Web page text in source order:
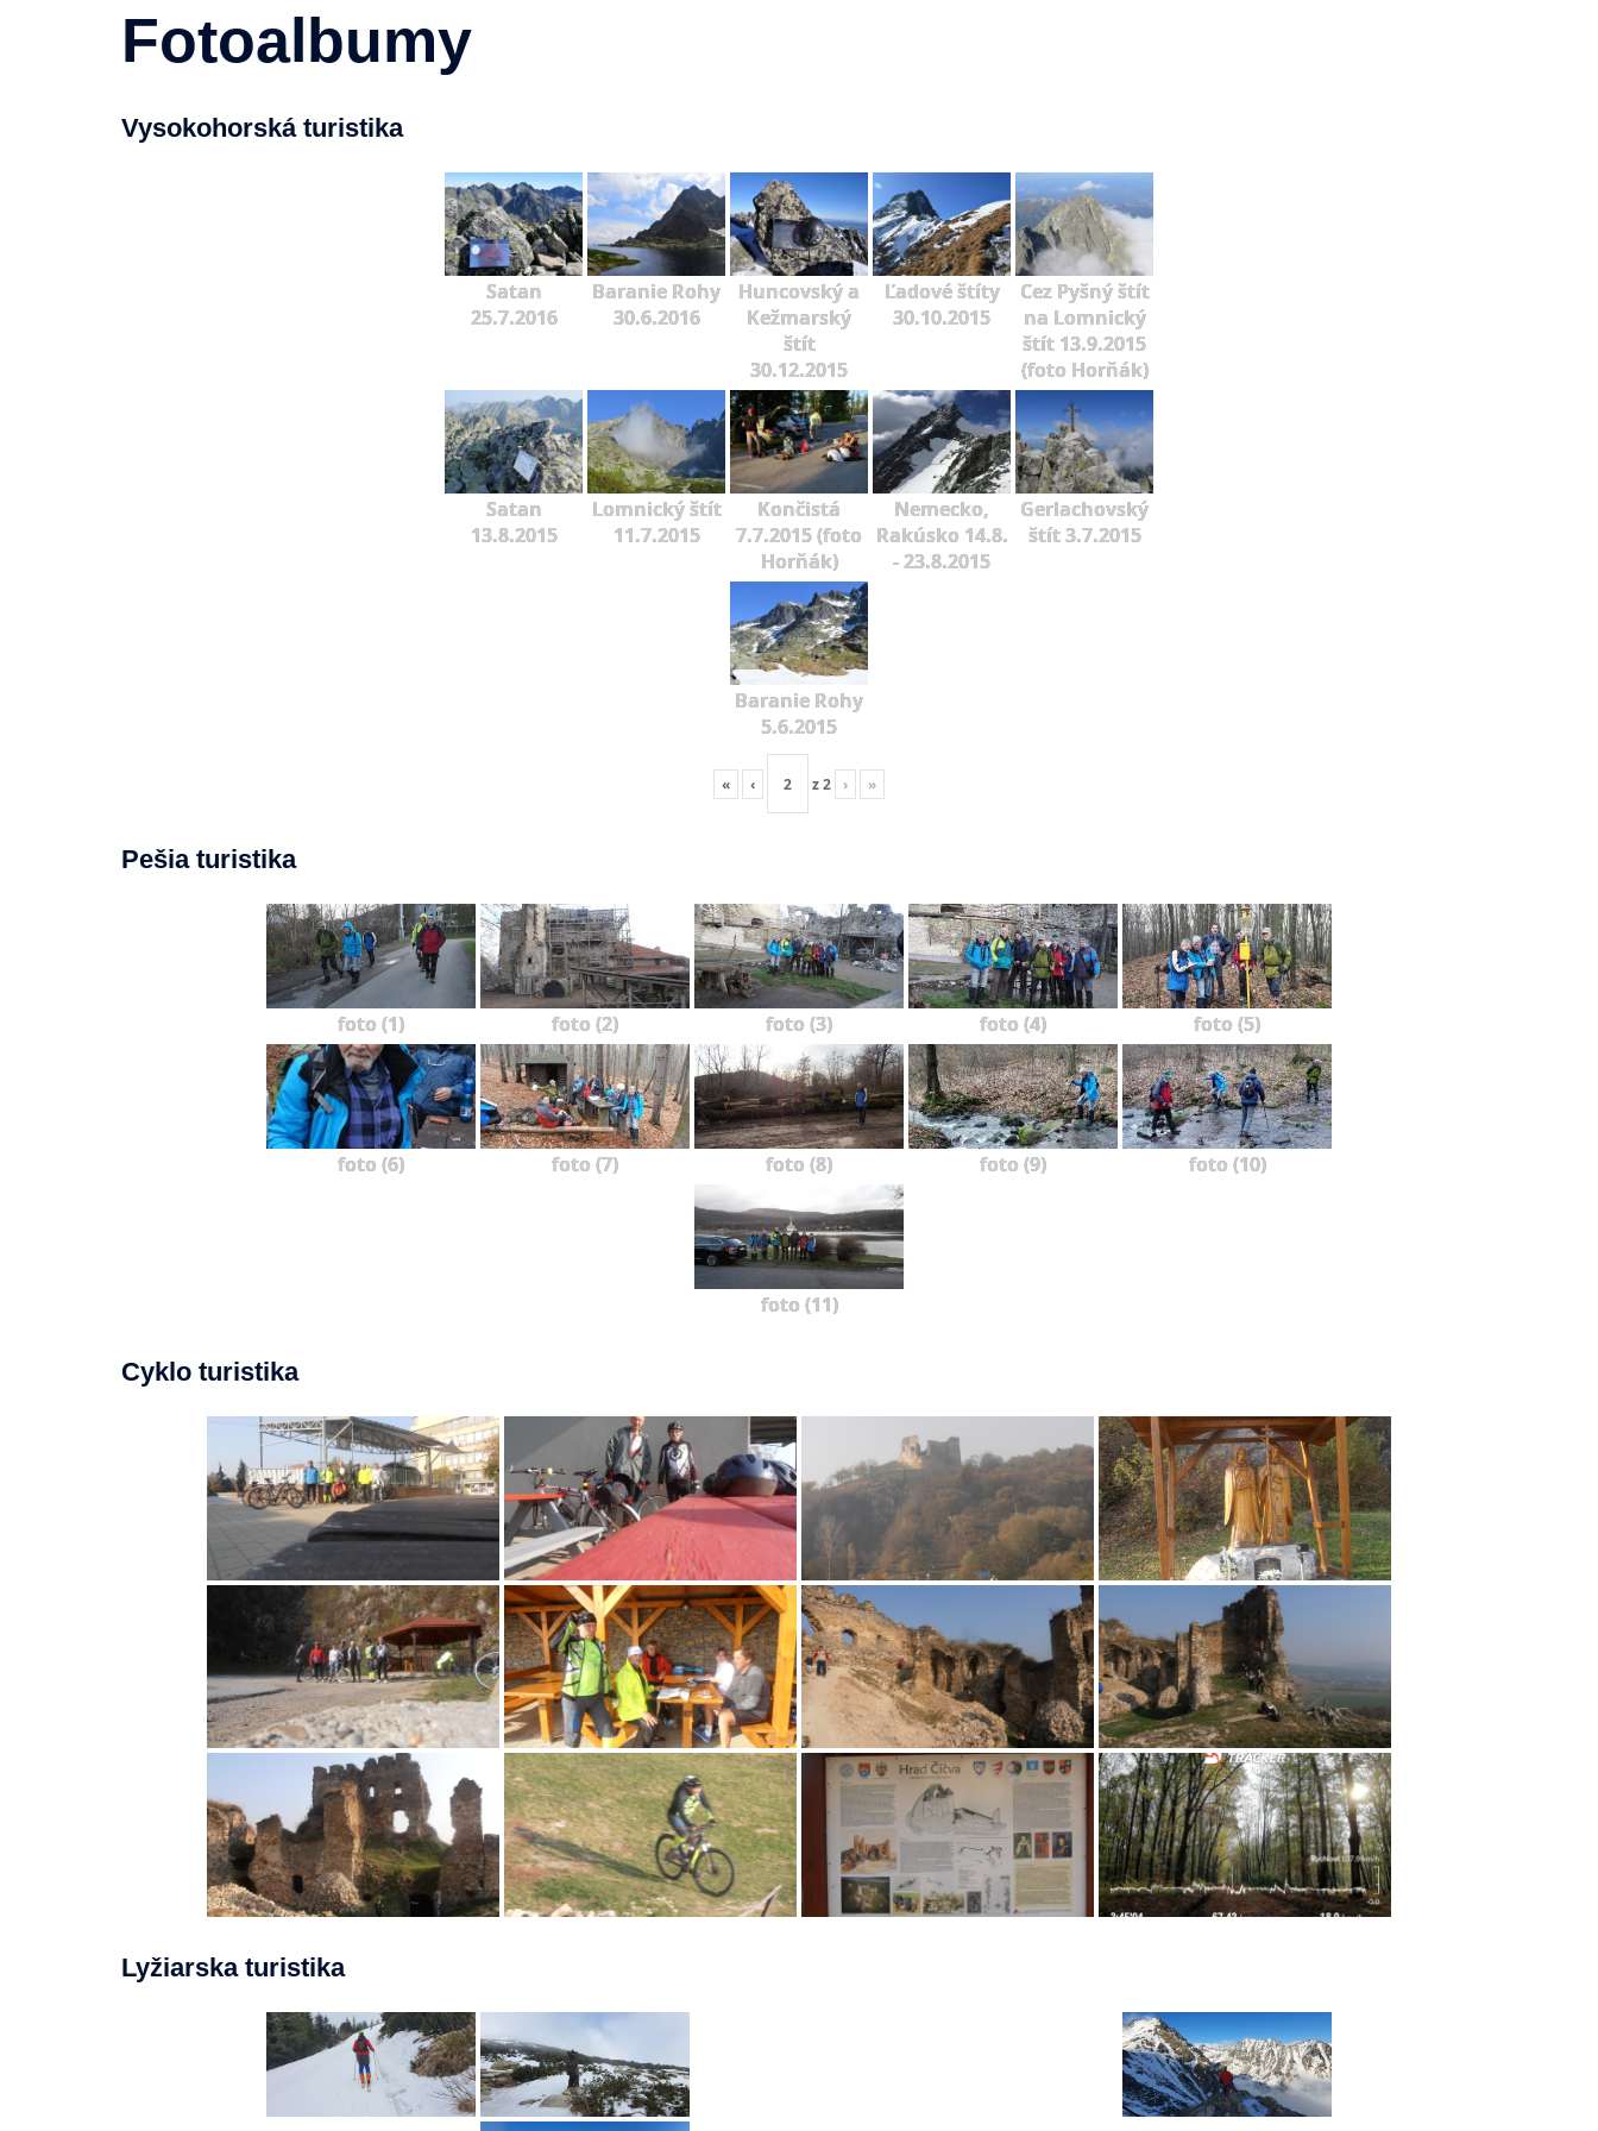
Fotoalbumy
Vysokohorská turistika
Satan
25.7.2016
Baranie Rohy
30.6.2016
Huncovský a
Kežmarský
štít
30.12.2015
Ľadové štíty
30.10.2015
Cez Pyšný štít
na Lomnický
štít 13.9.2015
(foto Horňák)
Satan
13.8.2015
Lomnický štít
11.7.2015
Končistá
7.7.2015 (foto
Horňák)
Nemecko,
Rakúsko 14.8.
- 23.8.2015
Gerlachovský
štít 3.7.2015
Baranie Rohy
5.6.2015
« ‹ z2 › »
Pešia turistika
foto (1) foto (2) foto (3) foto (4) foto (5)
foto (6) foto (7) foto (8) foto (9) foto (10)
foto (11)
Cyklo turistika
Lyžiarska turistika